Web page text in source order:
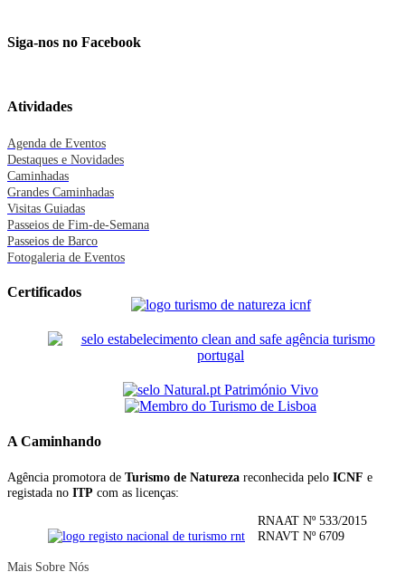
Siga-nos no Facebook
Atividades
Agenda de Eventos
Destaques e Novidades
Caminhadas
Grandes Caminhadas
Visitas Guiadas
Passeios de Fim-de-Semana
Passeios de Barco
Fotogaleria de Eventos
Certificados
A Caminhando
Agência promotora de Turismo de Natureza reconhecida pelo ICNF e
registada no ITP com as licenças:
RNAAT Nº 533/2015
RNAVT Nº 6709
Mais Sobre Nós